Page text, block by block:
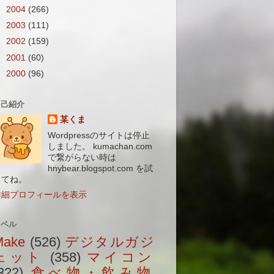
2004 (266)
2003 (111)
2002 (159)
2001 (60)
2000 (96)
紹介
某くま
Wordpressのサイトは停止
しました。 kumachan.com
で繋がらない時は
hnybear.blogspot.com を試
ね。
プロフィールを表示
ル
(526) デジタルガジ
ット
(358) マイコン